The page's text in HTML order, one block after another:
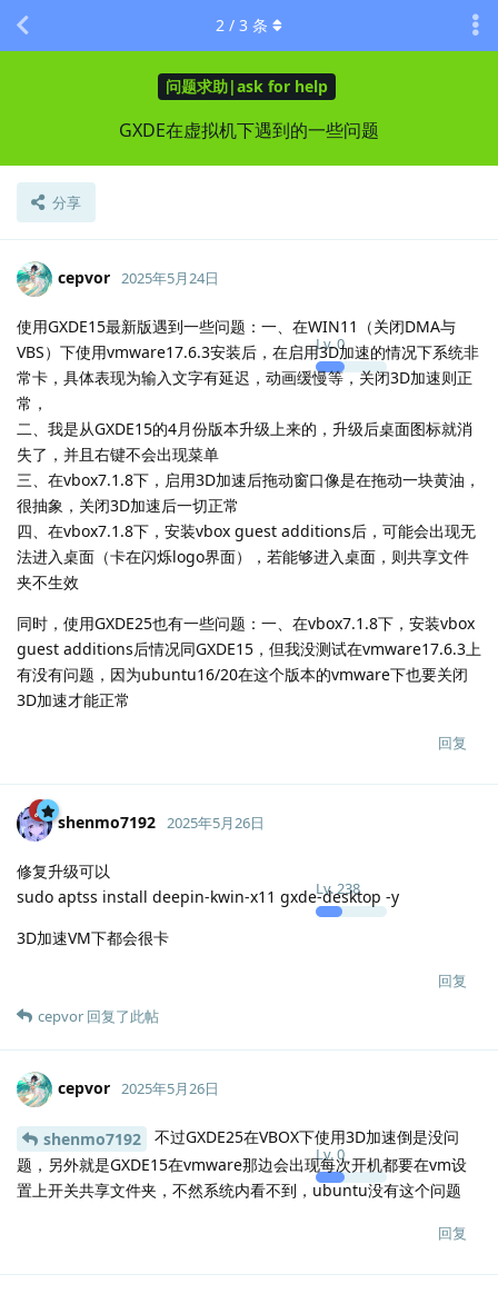
问题求助|ask for help
GXDE在虚拟机下遇到的一些问题
分享
2 / 3 条
cepvor
Lv.0
2025年5月24日
使用GXDE15最新版遇到一些问题：一、在WIN11（关闭DMA与
VBS）下使用vmware17.6.3安装后，在启用3D加速的情况下系统非
常卡，具体表现为输入文字有延迟，动画缓慢等，关闭3D加速则正
常，
二、我是从GXDE15的4月份版本升级上来的，升级后桌面图标就消
失了，并且右键不会出现菜单
三、在vbox7.1.8下，启用3D加速后拖动窗口像是在拖动一块黄油，
很抽象，关闭3D加速后一切正常
四、在vbox7.1.8下，安装vbox guest additions后，可能会出现无
法进入桌面（卡在闪烁logo界面），若能够进入桌面，则共享文件
夹不生效
同时，使用GXDE25也有一些问题：一、在vbox7.1.8下，安装vbox
guest additions后情况同GXDE15，但我没测试在vmware17.6.3上
有没有问题，因为ubuntu16/20在这个版本的vmware下也要关闭
3D加速才能正常
回复
shenmo7192
Lv.238
2025年5月26日
修复升级可以
sudo aptss install deepin-kwin-x11 gxde-desktop -y
3D加速VM下都会很卡
回复
cepvor 回复了此帖
cepvor
Lv.0
2025年5月26日
shenmo7192
不过GXDE25在VBOX下使用3D加速倒是没问
题，另外就是GXDE15在vmware那边会出现每次开机都要在vm设
置上开关共享文件夹，不然系统内看不到，ubuntu没有这个问题
回复